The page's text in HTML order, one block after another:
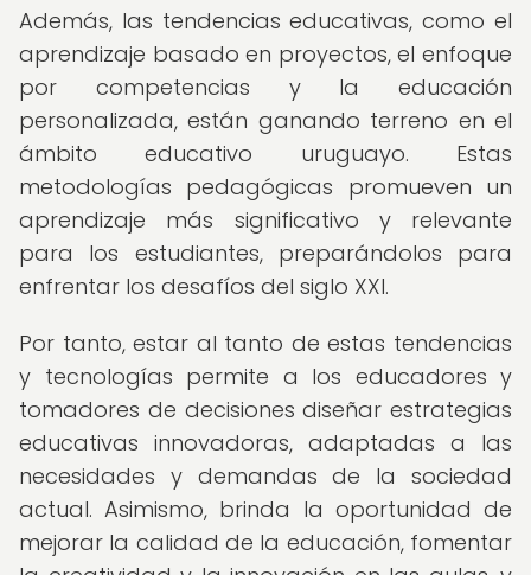
Además, las tendencias educativas, como el
aprendizaje basado en proyectos, el enfoque
por competencias y la educación
personalizada, están ganando terreno en el
ámbito educativo uruguayo. Estas
metodologías pedagógicas promueven un
aprendizaje más significativo y relevante
para los estudiantes, preparándolos para
enfrentar los desafíos del siglo XXI.
Por tanto, estar al tanto de estas tendencias
y tecnologías permite a los educadores y
tomadores de decisiones diseñar estrategias
educativas innovadoras, adaptadas a las
necesidades y demandas de la sociedad
actual. Asimismo, brinda la oportunidad de
mejorar la calidad de la educación, fomentar